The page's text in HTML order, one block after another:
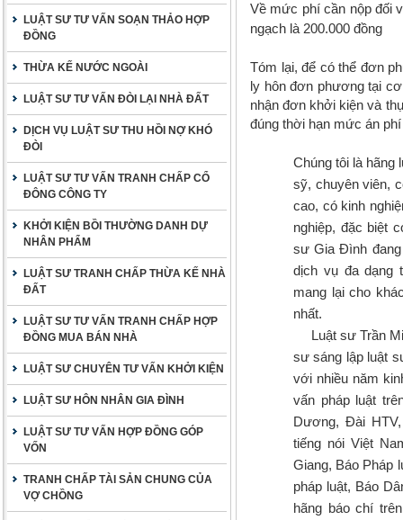
LUẬT SƯ TƯ VẤN SOẠN THẢO HỢP
ĐỒNG
THỪA KẾ NƯỚC NGOÀI
LUẬT SƯ TƯ VẤN ĐÒI LẠI NHÀ ĐẤT
DỊCH VỤ LUẬT SƯ THU HỒI NỢ KHÓ
ĐÒI
LUẬT SƯ TƯ VẤN TRANH CHẤP CỔ
ĐÔNG CÔNG TY
KHỞI KIỆN BỒI THƯỜNG DANH DỰ
NHÂN PHẨM
LUẬT SƯ TRANH CHẤP THỪA KẾ NHÀ
ĐẤT
LUẬT SƯ TƯ VẤN TRANH CHẤP HỢP
ĐỒNG MUA BÁN NHÀ
LUẬT SƯ CHUYÊN TƯ VẤN KHỞI KIỆN
LUẬT SƯ HÔN NHÂN GIA ĐÌNH
LUẬT SƯ TƯ VẤN HỢP ĐỒNG GÓP
VỐN
TRANH CHẤP TÀI SẢN CHUNG CỦA
VỢ CHỒNG
Về mức phí cần nộp đối
ngạch là 200.000 đồng
Tóm lại, để có thể đơn
ly hôn đơn phương tại
nhận đơn khởi kiện và
đúng thời hạn mức án
Chúng tôi là hãng
sỹ, chuyên viên,
cao, có kinh
nghiệp, đặc biệt
sư Gia Đình đang
dịch vụ đa dạng
mang lại cho
nhất.
Luật sư Trần
sư sáng lập luật
với nhiều năm
vấn pháp luật
Dương, Đài
tiếng nói Việt
Giang, Báo Pháp
pháp luật, Báo
hãng báo chí